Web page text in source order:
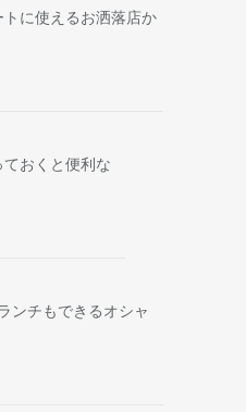
に使えるお洒落店か
おくと便利な
ンチもできるオシャ